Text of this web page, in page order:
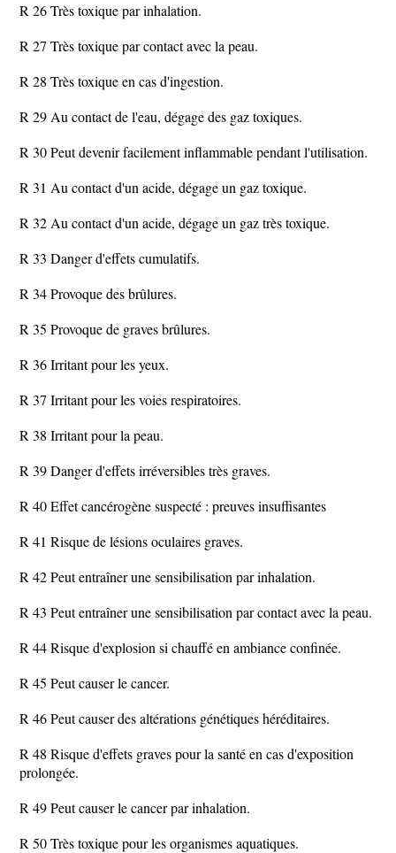
R 26 Très toxique par inhalation.
R 27 Très toxique par contact avec la peau.
R 28 Très toxique en cas d'ingestion.
R 29 Au contact de l'eau, dégage des gaz toxiques.
R 30 Peut devenir facilement inflammable pendant l'utilisation.
R 31 Au contact d'un acide, dégage un gaz toxique.
R 32 Au contact d'un acide, dégage un gaz très toxique.
R 33 Danger d'effets cumulatifs.
R 34 Provoque des brûlures.
R 35 Provoque de graves brûlures.
R 36 Irritant pour les yeux.
R 37 Irritant pour les voies respiratoires.
R 38 Irritant pour la peau.
R 39 Danger d'effets irréversibles très graves.
R 40 Effet cancérogène suspecté : preuves insuffisantes
R 41 Risque de lésions oculaires graves.
R 42 Peut entraîner une sensibilisation par inhalation.
R 43 Peut entraîner une sensibilisation par contact avec la peau.
R 44 Risque d'explosion si chauffé en ambiance confinée.
R 45 Peut causer le cancer.
R 46 Peut causer des altérations génétiques héréditaires.
R 48 Risque d'effets graves pour la santé en cas d'exposition
prolongée.
R 49 Peut causer le cancer par inhalation.
R 50 Très toxique pour les organismes aquatiques.